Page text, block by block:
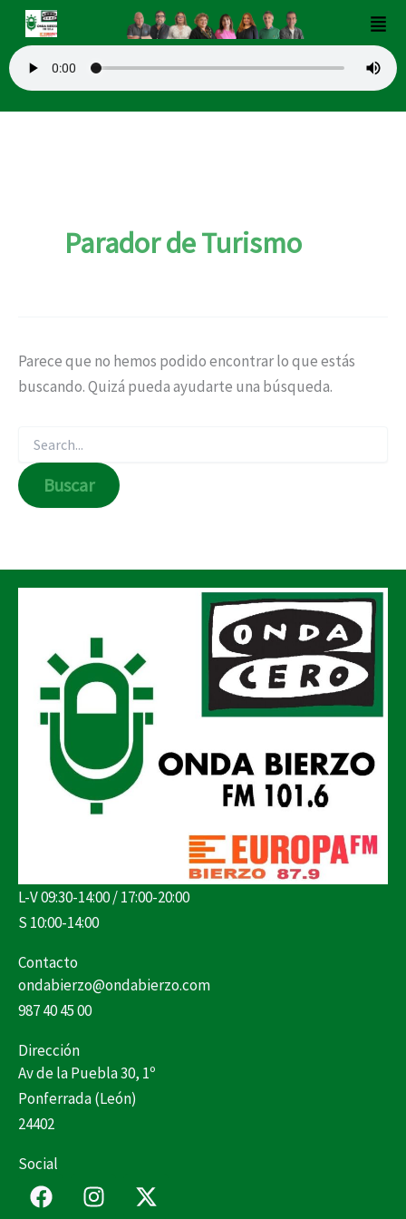
contenido
Parador de Turismo
Parece que no hemos podido encontrar lo que estás
buscando. Quizá pueda ayudarte una búsqueda.
Buscar
por:
L-V 09:30-14:00 / 17:00-20:00
S 10:00-14:00
Contacto
ondabierzo@ondabierzo.com
987 40 45 00
Dirección
Av de la Puebla 30, 1º
Ponferrada (León)
24402
Social
F
a
I
n
X
-